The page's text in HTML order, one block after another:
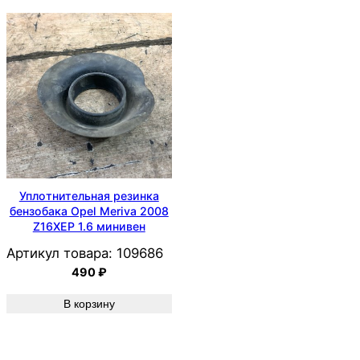
Уплотнительная резинка
бензобака Opel Meriva 2008
Z16XEP 1.6 минивен
Артикул товара: 109686
490₽
В корзину